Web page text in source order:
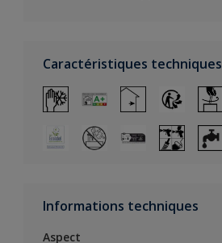
Caractéristiques techniques
Informations techniques
Aspect